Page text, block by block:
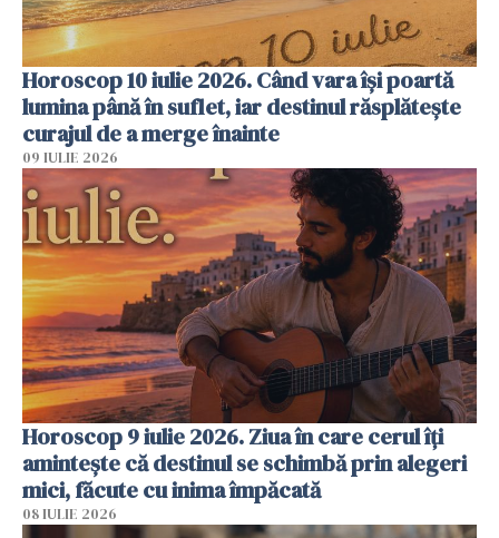
Horoscop 10 iulie 2026. Când vara își poartă
lumina până în suflet, iar destinul răsplătește
curajul de a merge înainte
09 IULIE 2026
Horoscop 9 iulie 2026. Ziua în care cerul îți
amintește că destinul se schimbă prin alegeri
mici, făcute cu inima împăcată
08 IULIE 2026